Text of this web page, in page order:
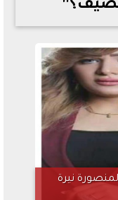
من المستشفى |
6 - 7 - 2026
نيرة